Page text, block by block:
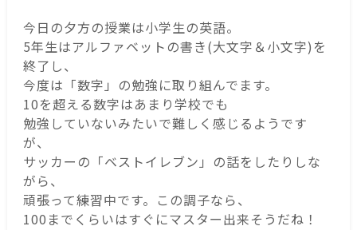
今日の夕方の授業は小学生の英語。
5年生はアルファベットの書き(大文字＆小文字)を
終了し、
今度は「数字」の勉強に取り組んでます。
10を超える数字はあまり学校でも
勉強していないみたいで難しく感じるようです
が、
サッカーの「ベストイレブン」の話をしたりしな
がら、
頑張って練習中です。この調子なら、
100までくらいはすぐにマスター出来そうだね！